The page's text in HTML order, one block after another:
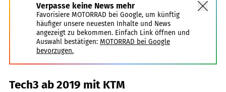
Verpasse keine News mehr
Favorisiere MOTORRAD bei Google, um künftig
häufiger unsere neuesten Inhalte und News
angezeigt zu bekommen. Einfach Link öffnen und
Auswahl bestätigen: MOTORRAD bei Google
bevorzugen.
Tech3 ab 2019 mit KTM